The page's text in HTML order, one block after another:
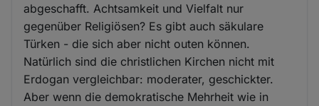
abgeschafft. Achtsamkeit und Vielfalt nur
gegenüber Religiösen? Es gibt auch säkulare
Türken - die sich aber nicht outen können.
Natürlich sind die christlichen Kirchen nicht mit
Erdogan vergleichbar: moderater, geschickter.
Aber wenn die demokratische Mehrheit wie in